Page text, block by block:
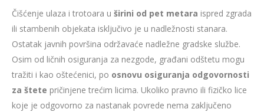
Čišćenje ulaza i trotoara u širini od pet metara ispred zgrada
ili stambenih objekata isključivo je u nadležnosti stanara.
Ostatak javnih površina održavaće nadležne gradske službe.
Osim od ličnih osiguranja za nezgode, građani odštetu mogu
tražiti i kao oštećenici, po osnovu osiguranja odgovornosti
za štete pričinjene trećim licima. Ukoliko pravno ili fizičko lice
koje je odgovorno za nastanak povrede nema zaključeno